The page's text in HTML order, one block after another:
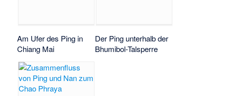
Am Ufer des Ping in
Chiang Mai
Der Ping unterhalb der
Bhumibol-Talsperre